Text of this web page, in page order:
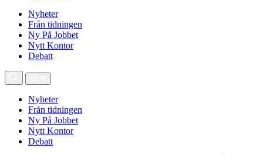
Nyheter
Från tidningen
Ny På Jobbet
Nytt Kontor
Debatt
Nyheter
Från tidningen
Ny På Jobbet
Nytt Kontor
Debatt